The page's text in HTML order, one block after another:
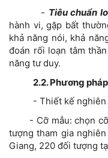
- Tiêu chuẩn
hành vi, gặp bất
khả năng nói, khả
đoán rối loạn tâm
năng tư duy.
2.2. Phương
- Thiết kế nghiên
- Cỡ mẫu: chọn cỡ
tượng tham gia
Giang, 220 đối tượng